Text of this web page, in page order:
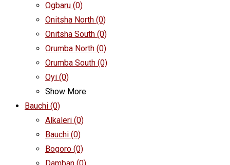
Ogbaru (0)
Onitsha North (0)
Onitsha South (0)
Orumba North (0)
Orumba South (0)
Oyi (0)
Show More
Bauchi (0)
Alkaleri (0)
Bauchi (0)
Bogoro (0)